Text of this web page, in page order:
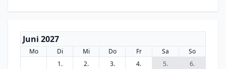
Juni 2027
Mo Di Mi Do Fr Sa
So
1.
2. 3. 4. 5.
6.